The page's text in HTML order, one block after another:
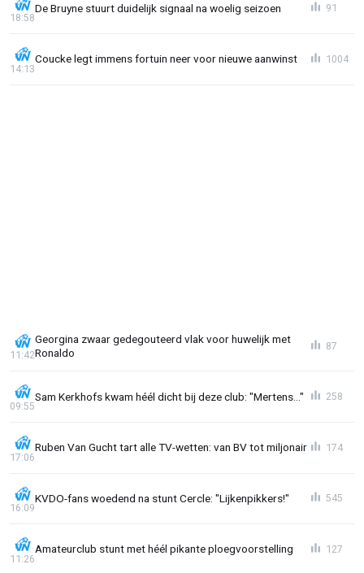
De Bruyne stuurt duidelijk signaal na woelig seizoen
18:58
91
Coucke legt immens fortuin neer voor nieuwe aanwinst
14:13
1004
Georgina zwaar gedegouteerd vlak voor huwelijk met
Ronaldo
11:42
87
Sam Kerkhofs kwam héél dicht bij deze club: "Mertens..."
09:55
258
Ruben Van Gucht tart alle TV-wetten: van BV tot miljonair
17:06
174
KVDO-fans woedend na stunt Cercle: "Lijkenpikkers!"
16:09
545
Amateurclub stunt met héél pikante ploegvoorstelling
11:26
127